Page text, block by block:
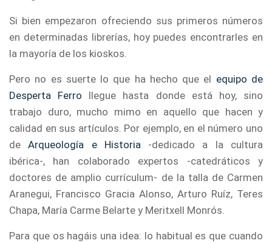
Si bien empezaron ofreciendo sus primeros números
en determinadas librerías, hoy puedes encontrarles en
la mayoría de los kioskos.
Pero no es suerte lo que ha hecho que el equipo de
Desperta Ferro llegue hasta donde está hoy, sino
trabajo duro, mucho mimo en aquello que hacen y
calidad en sus artículos. Por ejemplo, en el número uno
deArqueología e Historia-dedicado a la cultura
ibérica-, han colaborado expertos -catedráticos y
doctores de amplio currículum- de la talla de Carmen
Aranegui, Francisco Gracia Alonso, Arturo Ruíz, Teres
Chapa, María Carme Belarte y Meritxell Monrós.
Para que os hagáis una idea: lo habitual es que cuando